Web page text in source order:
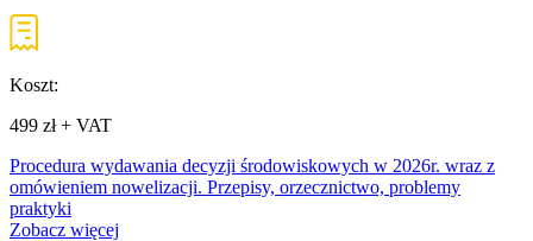
Koszt:
499 zł + VAT
Procedura wydawania decyzji środowiskowych w 2026r. wraz z
omówieniem nowelizacji. Przepisy, orzecznictwo, problemy
praktyki
Zobacz więcej